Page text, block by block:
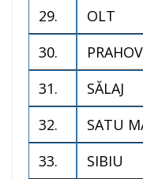
29.
OLT
30.
31.
SĂLAJ
32.
SATU
33.
SIBIU